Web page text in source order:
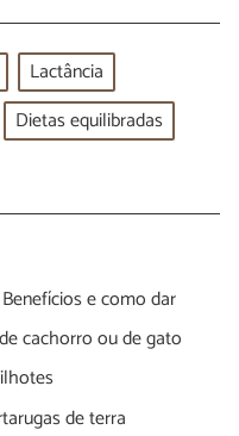
Lactância
Dietas equilibradas
e como dar
cachorro ou de gato
de terra